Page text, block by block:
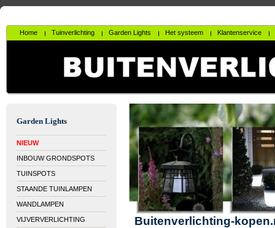
Home Tuinverlichting Garden Lights Het systeem Klantenservice
Garden Lights
NIEUW
INBOUW GRONDSPOTS
TUINSPOTS
STAANDE TUINLAMPEN
WANDLAMPEN
VIJVERVERLICHTING Buitenverlichting-